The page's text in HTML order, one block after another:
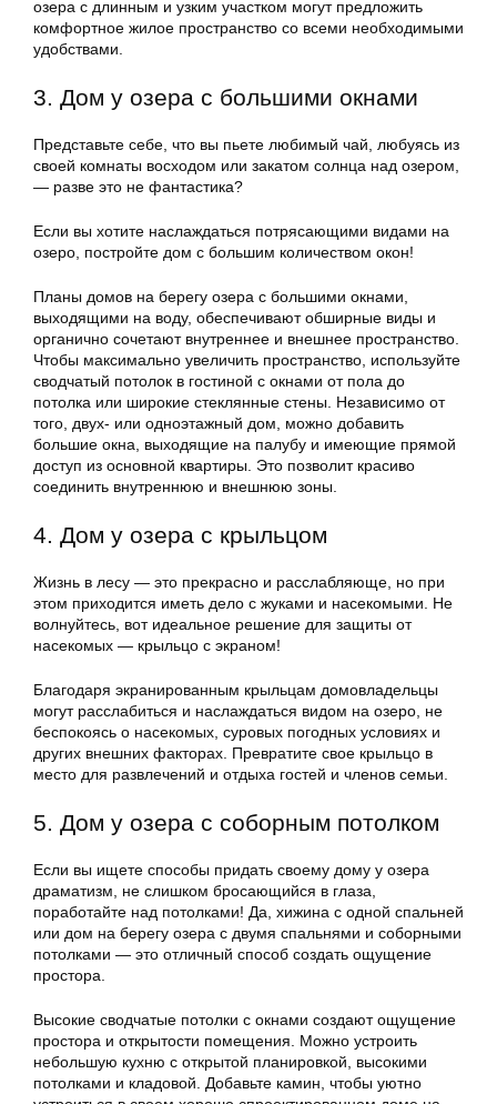
озера с длинным и узким участком могут предложить
комфортное жилое пространство со всеми необходимыми
удобствами.
3. Дом у озера с большими окнами
Представьте себе, что вы пьете любимый чай, любуясь из
своей комнаты восходом или закатом солнца над озером,
— разве это не фантастика?
Если вы хотите наслаждаться потрясающими видами на
озеро, постройте дом с большим количеством окон!
Планы домов на берегу озера с большими окнами,
выходящими на воду, обеспечивают обширные виды и
органично сочетают внутреннее и внешнее пространство.
Чтобы максимально увеличить пространство, используйте
сводчатый потолок в гостиной с окнами от пола до
потолка или широкие стеклянные стены. Независимо от
того, двух- или одноэтажный дом, можно добавить
большие окна, выходящие на палубу и имеющие прямой
доступ из основной квартиры. Это позволит красиво
соединить внутреннюю и внешнюю зоны.
4. Дом у озера с крыльцом
Жизнь в лесу — это прекрасно и расслабляюще, но при
этом приходится иметь дело с жуками и насекомыми. Не
волнуйтесь, вот идеальное решение для защиты от
насекомых — крыльцо с экраном!
Благодаря экранированным крыльцам домовладельцы
могут расслабиться и наслаждаться видом на озеро, не
беспокоясь о насекомых, суровых погодных условиях и
других внешних факторах. Превратите свое крыльцо в
место для развлечений и отдыха гостей и членов семьи.
5. Дом у озера с соборным потолком
Если вы ищете способы придать своему дому у озера
драматизм, не слишком бросающийся в глаза,
поработайте над потолками! Да, хижина с одной спальней
или дом на берегу озера с двумя спальнями и соборными
потолками — это отличный способ создать ощущение
простора.
Высокие сводчатые потолки с окнами создают ощущение
простора и открытости помещения. Можно устроить
небольшую кухню с открытой планировкой, высокими
потолками и кладовой. Добавьте камин, чтобы уютно